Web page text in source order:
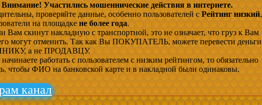
Внимание! Участились мошеннические действия в интернете.
проверяйте данные, особенно пользователей с Рейтинг низкий,
на площадке не более года.
Вам скинут накладную с транспортной, это не означает, что груз к Вам
могут отменить. Так как Вы ПОКУПАТЕЛЬ, можете перевести деньги
а не ПРОДАВЦУ.
работать с пользователем с низким рейтингом, то обязательно
чтобы ФИО на банковской карте и в накладной были одинаковы.
канал